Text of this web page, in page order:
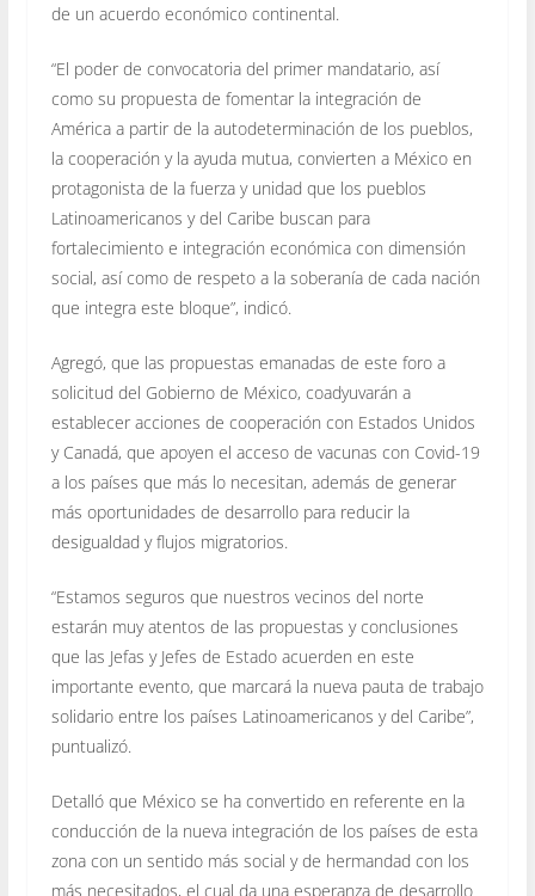
de un acuerdo económico continental.
“El poder de convocatoria del primer mandatario, así
como su propuesta de fomentar la integración de
América a partir de la autodeterminación de los pueblos,
la cooperación y la ayuda mutua, convierten a México en
protagonista de la fuerza y unidad que los pueblos
Latinoamericanos y del Caribe buscan para
fortalecimiento e integración económica con dimensión
social, así como de respeto a la soberanía de cada nación
que integra este bloque”, indicó.
Agregó, que las propuestas emanadas de este foro a
solicitud del Gobierno de México, coadyuvarán a
establecer acciones de cooperación con Estados Unidos
y Canadá, que apoyen el acceso de vacunas con Covid-19
a los países que más lo necesitan, además de generar
más oportunidades de desarrollo para reducir la
desigualdad y flujos migratorios.
“Estamos seguros que nuestros vecinos del norte
estarán muy atentos de las propuestas y conclusiones
que las Jefas y Jefes de Estado acuerden en este
importante evento, que marcará la nueva pauta de trabajo
solidario entre los países Latinoamericanos y del Caribe”,
puntualizó.
Detalló que México se ha convertido en referente en la
conducción de la nueva integración de los países de esta
zona con un sentido más social y de hermandad con los
más necesitados, el cual da una esperanza de desarrollo